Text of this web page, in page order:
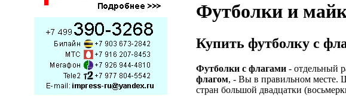
Футболки и
Купить футболку с
Футболки с флагами - отдельный
флагом, - Вы в правильном месте.
стран большой двадцатки